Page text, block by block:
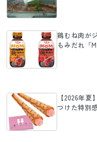
鶏むね肉が
もみだれ「
【2026年
つけた特別